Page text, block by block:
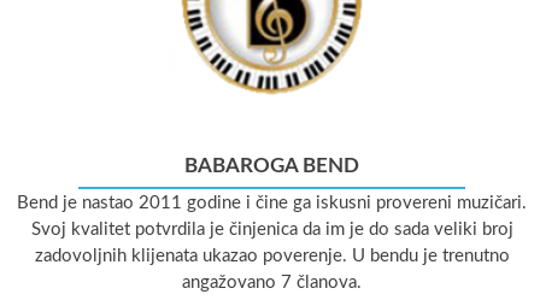
BABAROGA BEND
Bend je nastao 2011 godine i čine ga iskusni provereni muzičari.
Svoj kvalitet potvrdila je činjenica da im je do sada veliki broj
zadovoljnih klijenata ukazao poverenje. U bendu je trenutno
angažovano 7 članova.